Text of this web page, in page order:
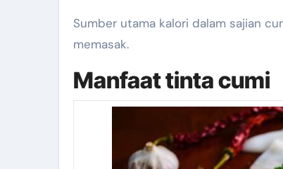
Sumber utama kalori dalam sajian
memasak.
Manfaat tinta cumi